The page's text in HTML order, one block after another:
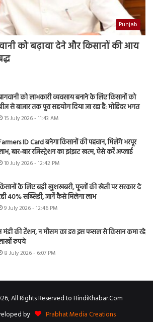
Punjab
को बढ़ावा देने और किसानों की आय
को लाभकारी व्यवसाय बनाने के लिए किसानों को
से बाजार तक पूरा सहयोग दिया जा रहा है: मोहिंदर भगत
15 July 2026 - 11:43 AM
ID Card बनेगा किसानों की पहचान, मिलेंगे भरपूर
बार-बार रजिस्ट्रेशन का झंझट खत्म, ऐसे करें अप्लाई
10 July 2026 - 12:42 PM
के लिए बड़ी खुशखबरी, फूलों की खेती पर सरकार दे
40% सब्सिडी, जानें कैसे मिलेगा लाभ
9 July 2026 - 12:46 PM
मंडी की टेंशन, न मौसम का डर! इस फसल से किसान कमा रहे
रुपये
8 July 2026 - 6:07 PM
All Rights Reserved to HindiKhabar.Com
by
Prabhat Media Creations